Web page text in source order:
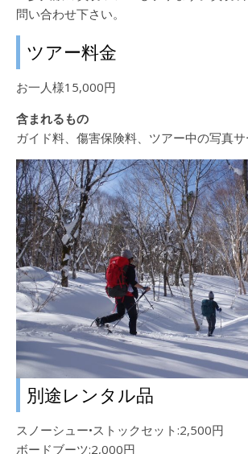
問い合わせ下さい。
ツアー料金
お一人様15,000円
含まれるもの
ガイド料、傷害保険料、ツアー中の写真サ
別途レンタル品
スノーシュー•ストックセット:2,500円
ボードブーツ:2,000円